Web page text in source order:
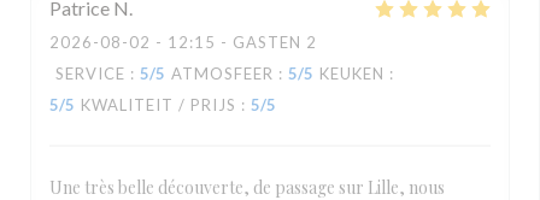
Patrice N
2026-08-02 - 12:15 - GASTEN 2
SERVICE : 5/5 ATMOSFEER : 5/5 KEUKEN :
5/5 KWALITEIT / PRIJS : 5/5
Une très belle découverte, de passage sur Lille, nous